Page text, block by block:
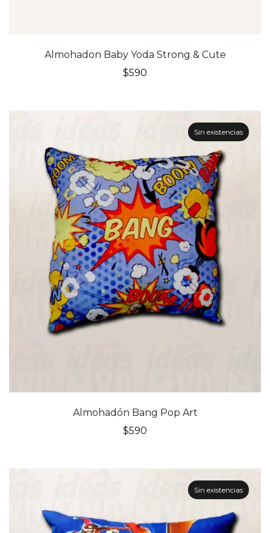
Almohadon Baby Yoda Strong & Cute
$590
Sin existencias
Almohadón Bang Pop Art
$590
Sin existencias